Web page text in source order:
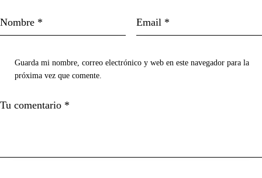
Guarda mi nombre, correo electrónico y web en este navegador para la
próxima vez que comente.